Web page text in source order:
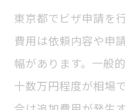
東京都でビザ申請を
費用は依頼内容や申
幅があります。一般
十数万円程度が相場